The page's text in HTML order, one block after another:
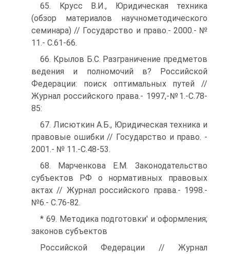
65. Kpycc В.И., Юридическая техника
(обзор материалов научнометодического
семинара) // Государство и право.- 2000.- №
11.- С.61-66.
66. Крылов Б.С. Разграничение предметов
ведения и полномочий в? Российской
Федерации: поиск оптимальных путей //
Журнал российского права.- 1997,-№1.-С.78-
85:
67. Лисюткин А.Б., Юридическая техника и
правовые ошибки // Государство и право. -
2001.- № 11.-С.48-53.
68. Марченкова Е.М. Законодательство
субъектов РФ о нормативных правовых
актах // Журнал российского права.- 1998.-
№6.- С.76-82.
* 69. Методика подготовки' и оформления;
законов субъектов
Российской Федерации // Журнал